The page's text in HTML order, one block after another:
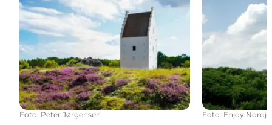
Foto: Peter Jørgensen Foto: Enjoy